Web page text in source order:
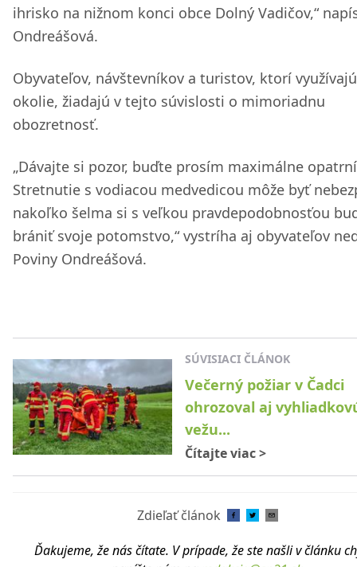
ihrisko na nižnom konci obce Dolný Vadičov,“
Ondreášová.
Obyvateľov, návštevníkov a turistov, ktorí využívajú
okolie, žiadajú v tejto súvislosti o mimoriadnu
obozretnosť.
„Dávajte si pozor, buďte prosím maximálne
Stretnutie s vodiacou medvedicou môže byť
nakoľko šelma si s veľkou pravdepodobnosťou
brániť svoje potomstvo,“ vystríha aj obyvateľov
Poviny Ondreášová.
SÚVISIACI ČLÁNOK
Večerný požiar v Čadci
ohrozoval aj
vežu...
Čítajte viac>
Zdieľať článok
Ďakujeme, že nás čítate. V prípade, že ste našli v článku